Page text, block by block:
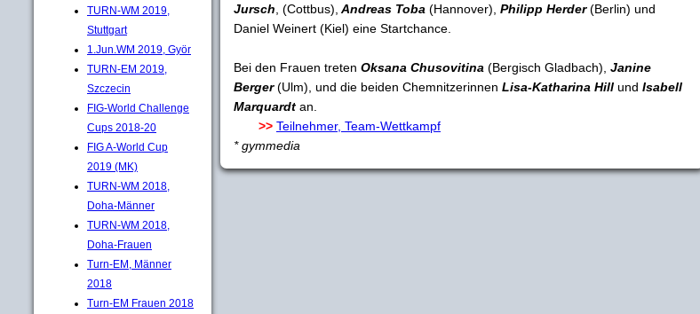
TURN-WM 2019,
Stuttgart
1.Jun.WM 2019, Györ
TURN-EM 2019,
Szczecin
FIG-World Challenge
Cups 2018-20
FIG A-World Cup
2019 (MK)
TURN-WM 2018,
Doha-Männer
TURN-WM 2018,
Doha-Frauen
Turn-EM, Männer
2018
Turn-EM Frauen 2018
Jursch , (Cottbus), Andreas Toba (Hannover), Philipp Herder(Berlin) und
Daniel Weinert (Kiel) eine Startchance.
Bei den Frauen treten Oksana Chusovitina (Bergisch Gladbach), Janine
Berger(Ulm), und die beiden Chemnitzerinnen Lisa-Katharina Hill und Isabell
Marquardt an.
>> Teilnehmer, Team-Wettkampf
* gymmedia